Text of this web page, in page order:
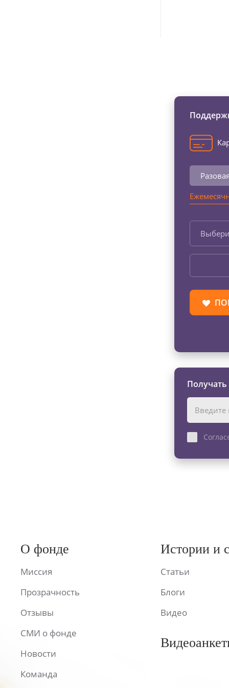
О фонде
Миссия
Прозрачность
Отзывы
СМИ о фонде
Новости
Команда
Истории и
Статьи
Блоги
Видео